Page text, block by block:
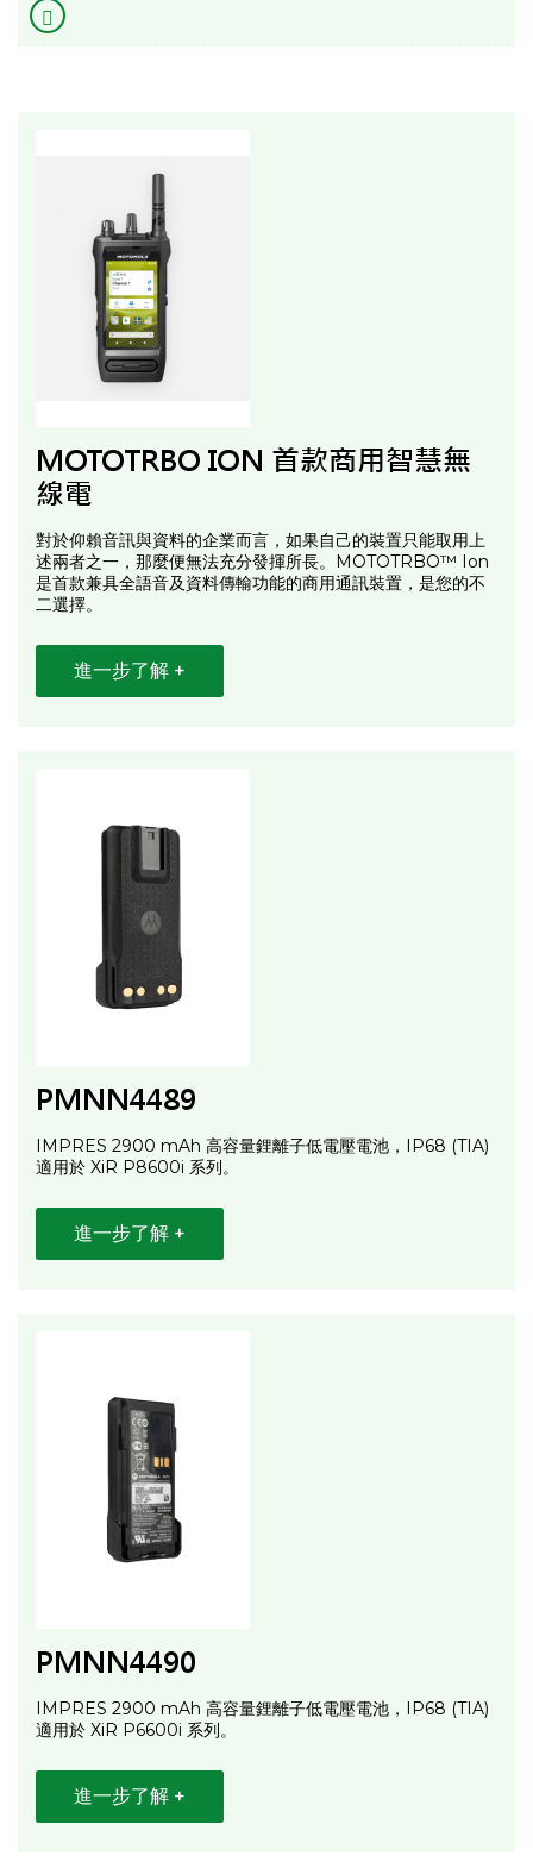
MOTOTRBO ION 首款商用智慧無
線電
對於仰賴音訊與資料的企業而言，如果自己的裝置只能取用上
述兩者之一，那麼便無法充分發揮所長。MOTOTRBO™ Ion
是首款兼具全語音及資料傳輸功能的商用通訊裝置，是您的不
二選擇。
進一步了解 +
PMNN4489
IMPRES 2900 mAh 高容量鋰離子低電壓電池，IP68 (TIA)
適用於 XiR P8600i 系列。
進一步了解 +
PMNN4490
IMPRES 2900 mAh 高容量鋰離子低電壓電池，IP68 (TIA)
適用於 XiR P6600i 系列。
進一步了解 +